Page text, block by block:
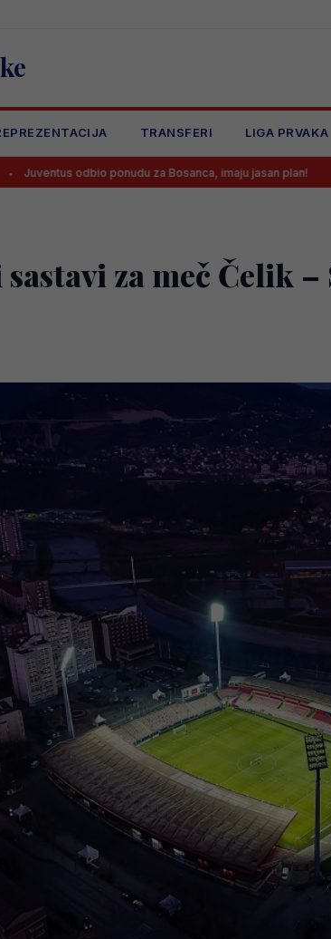
TRANSFERI LIGA PRVAKA
ponudu za Bosanca, imaju jasan plan! Sreća je
za meč Čelik